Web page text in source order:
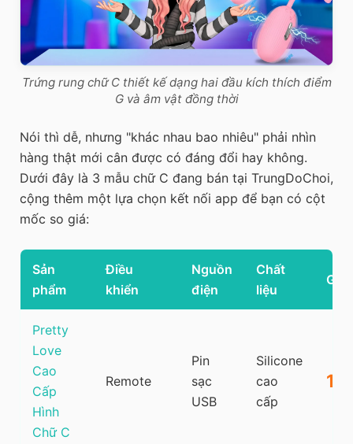
Trứng rung chữ C thiết kế dạng hai đầu kích thích điểm
G và âm vật đồng thời
Nói thì dễ, nhưng "khác nhau bao nhiêu" phải nhìn
hàng thật mới cân được có đáng đổi hay không.
Dưới đây là 3 mẫu chữ C đang bán tại TrungDoChoi,
cộng thêm một lựa chọn kết nối app để bạn có cột
mốc so giá:
Sản
phẩm
Điều
khiển
Nguồn
điện
Chất
liệu
Giá
Pretty
Love
Cao
Cấp
Hình
Chữ C
Remote
Pin
sạc
USB
Silicone
cao
cấp